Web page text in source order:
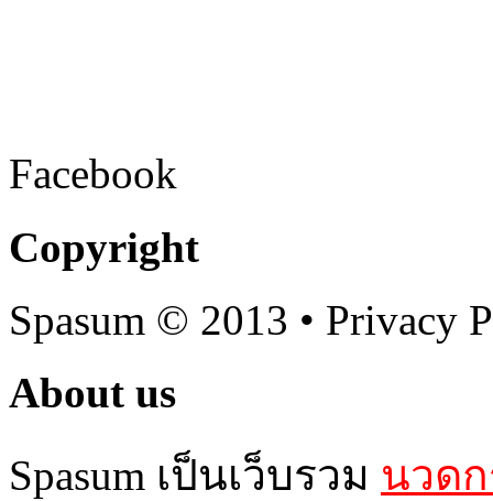
Facebook
Copyright
Spasum © 2013 • Privacy
About us
Spasum เป็นเว็บรวม นวด